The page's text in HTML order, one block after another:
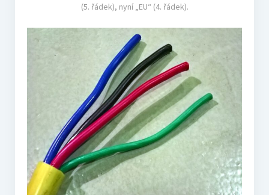
(5. řádek), nyní „EU“ (4. řádek).